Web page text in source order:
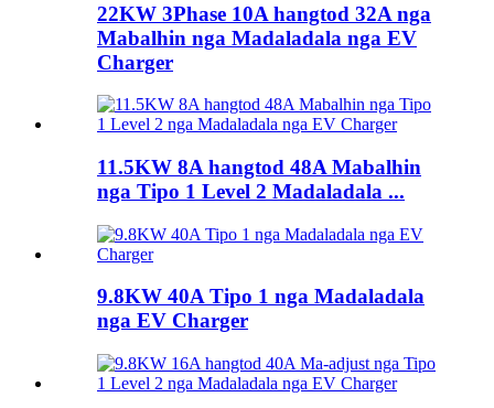
22KW 3Phase 10A hangtod 32A nga
Mabalhin nga Madaladala nga EV
Charger
11.5KW 8A hangtod 48A Mabalhin
nga Tipo 1 Level 2 Madaladala ...
9.8KW 40A Tipo 1 nga Madaladala
nga EV Charger